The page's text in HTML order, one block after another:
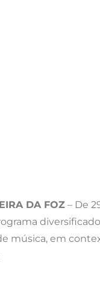
DA FOZ – De
música, em